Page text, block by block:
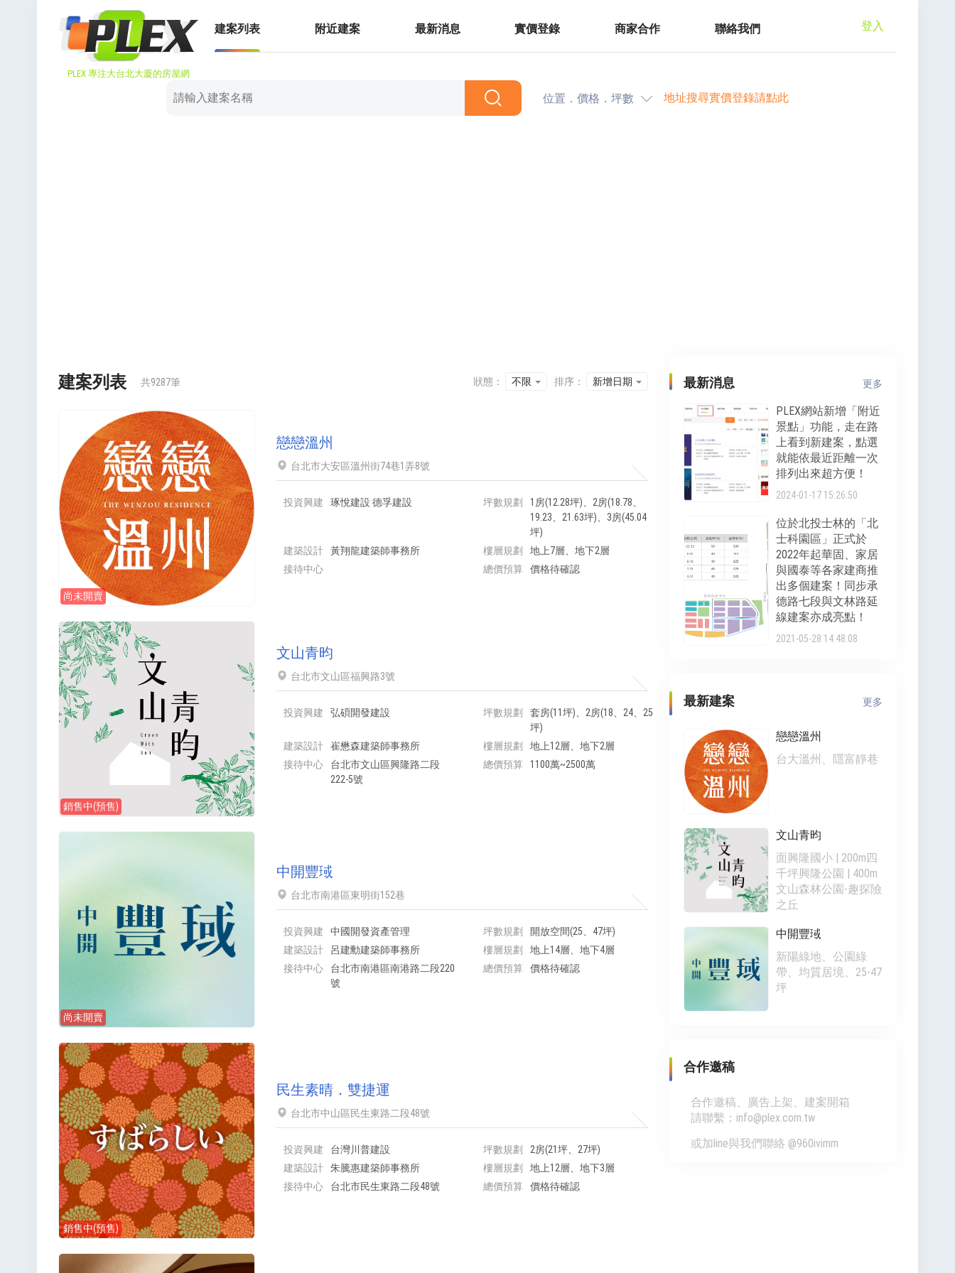
PLEX 專注大台北大廈的房屋網
建案列表 附近建案 最新消息 實價登錄 商家合作 聯絡我們 登入
位置．價格．坪數 地址搜尋實價登錄請點此
最新消息 更多
PLEX網站新增「附近
景點」功能，走在路
上看到新建案，點選
就能依最近距離一次
排列出來超方便！
2024-01-17 15:26:50
位於北投士林的「北
士科園區」正式於
2022年起華固、家居
與國泰等各家建商推
出多個建案！同步承
德路七段與文林路延
線建案亦成亮點！
2021-05-28 14:48:08
最新建案 更多
戀戀溫州
台大溫州、隱富靜巷
文山青昀
面興隆國小 | 200m四
千坪興隆公園 | 400m
文山森林公園-趣探險
之丘
中開豐琙
新陽綠地、公園綠
帶、均質居境、25-47
坪
合作邀稿
合作邀稿、廣告上架、建案開箱
請聯繫：info@plex.com.tw
或加line與我們聯絡 @960ivimm
建案列表 共9287筆 狀態： 不限 排序： 新增日期
尚未開賣
戀戀溫州
台北市大安區溫州街74巷1弄8號
投資興建 琢悅建設 德孚建設 坪數規劃
1房(12.28坪)、2房(18.78、
19.23、21.63坪)、3房(45.04
坪)
建築設計
黃翔龍建築師事務所 樓層規劃
地上7層、地下2層
接待中心
總價預算 價格待確認
銷售中(預售)
文山青昀
台北市文山區福興路3號
投資興建 弘碩開發建設 坪數規劃
套房(11坪)、2房(18、24、25
坪)
建築設計
崔懋森建築師事務所 樓層規劃
地上12層、地下2層
接待中心
台北市文山區興隆路二段
222-5號
總價預算 1100萬~2500萬
尚未開賣
中開豐琙
台北市南港區東明街152巷
投資興建 中國開發資產管理 坪數規劃
開放空間(25、47坪)
建築設計
呂建勳建築師事務所 樓層規劃
地上14層、地下4層
接待中心
台北市南港區南港路二段220
號
總價預算 價格待確認
銷售中(預售)
民生素晴．雙捷運
台北市中山區民生東路二段48號
投資興建 台灣川普建設 坪數規劃
2房(21坪、27坪)
建築設計
朱騰惠建築師事務所 樓層規劃
地上12層、地下3層
接待中心
台北市民生東路二段48號 總價預算 價格待確認